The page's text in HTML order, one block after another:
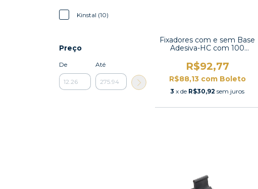
Kinstal (10)
Preço
De Até
Fixadores com e sem Base
Adesiva-HC com 100
R$92,77
R$88,13 com Boleto
3 x de R$30,92 sem juros